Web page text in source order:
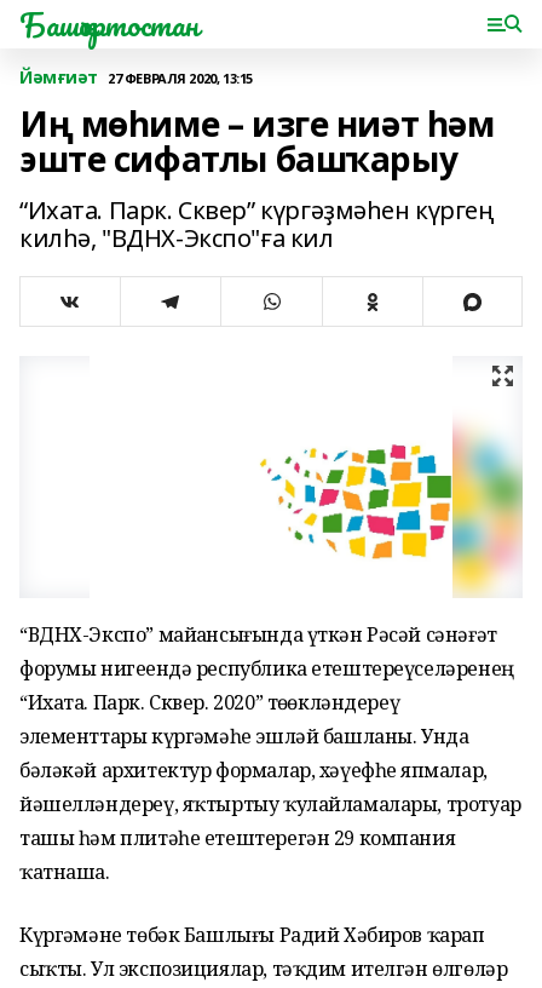
Башҡортостан
Йәмғиәт 27 ФЕВРАЛЯ 2020, 13:15
Иң мөһиме – изге ниәт һәм
эште сифатлы башҡарыу
“Ихата. Парк. Сквер” күргәҙмәһен күргең
килһә, "ВДНХ-Экспо"ға кил
“ВДНХ-Экспо” майҙансығында үткән Рәсәй сәнәғәт
форумы нигеҙендә республика етештереүселәренең
“Ихата. Парк. Сквер. 2020” төҙөкләндереү
элементтары күргәҙмәһе эшләй башланы. Унда
бәләкәй архитектур формалар, хәүефһеҙ япмалар,
йәшелләндереү, яҡтыртыу ҡулайламалары, тротуар
ташы һәм плитәһе етештерегән 29 компания
ҡатнаша.
Күргәҙмәне төбәк Башлығы Радий Хәбиров ҡарап
сыҡты. Ул экспозициялар, тәҡдим ителгән өлгөләр